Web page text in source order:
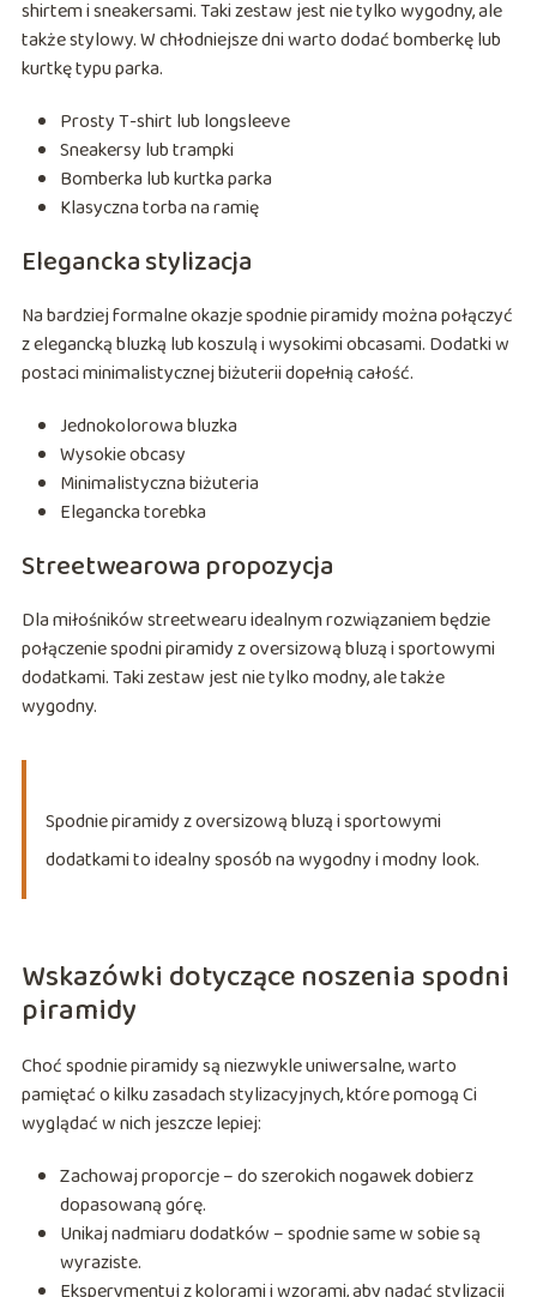
shirtem i sneakersami. Taki zestaw jest nie tylko wygodny, ale
także stylowy. W chłodniejsze dni warto dodać bomberkę lub
kurtkę typu parka.
Prosty T-shirt lub longsleeve
Sneakersy lub trampki
Bomberka lub kurtka parka
Klasyczna torba na ramię
Elegancka stylizacja
Na bardziej formalne okazje spodnie piramidy można połączyć
z elegancką bluzką lub koszulą i wysokimi obcasami. Dodatki w
postaci minimalistycznej biżuterii dopełnią całość.
Jednokolorowa bluzka
Wysokie obcasy
Minimalistyczna biżuteria
Elegancka torebka
Streetwearowa propozycja
Dla miłośników streetwearu idealnym rozwiązaniem będzie
połączenie spodni piramidy z oversizową bluzą i sportowymi
dodatkami. Taki zestaw jest nie tylko modny, ale także
wygodny.
Spodnie piramidy z oversizową bluzą i sportowymi
dodatkami to idealny sposób na wygodny i modny look.
Wskazówki dotyczące noszenia spodni
piramidy
Choć spodnie piramidy są niezwykle uniwersalne, warto
pamiętać o kilku zasadach stylizacyjnych, które pomogą Ci
wyglądać w nich jeszcze lepiej:
Zachowaj proporcje – do szerokich nogawek dobierz
dopasowaną górę.
Unikaj nadmiaru dodatków – spodnie same w sobie są
wyraziste.